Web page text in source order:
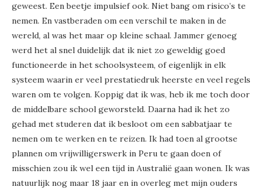
geweest. Een beetje impulsief ook. Niet bang om risico’s te
nemen. En vastberaden om een verschil te maken in de
wereld, al was het maar op kleine schaal. Jammer genoeg
werd het al snel duidelijk dat ik niet zo geweldig goed
functioneerde in het schoolsysteem, of eigenlijk in elk
systeem waarin er veel prestatiedruk heerste en veel regels
waren om te volgen. Koppig dat ik was, heb ik me toch door
de middelbare school geworsteld. Daarna had ik het zo
gehad met studeren dat ik besloot om een sabbatjaar te
nemen om te werken en te reizen. Ik had toen al grootse
plannen om vrijwilligerswerk in Peru te gaan doen of
misschien zou ik wel een tijd in Australië gaan wonen. Ik was
natuurlijk nog maar 18 jaar en in overleg met mijn ouders